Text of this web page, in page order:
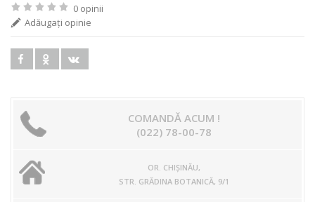
0 opinii
Adăugaţi opinie
COMANDĂ ACUM !
(022) 78-00-78
OR. CHIŞINĂU,
STR. GRĂDINA BOTANICĂ, 9/1